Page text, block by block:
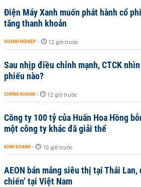
Điện Máy Xanh muốn phát hành cổ
tăng thanh khoản
DOANH NGHIỆP - 12 giờ trước
Sau nhịp điều chỉnh mạnh, CTCK
phiếu nào?
CHỨNG KHOÁN - 12 giờ trước
Công ty 100 tỷ của Huấn Hoa Hồng
một công ty khác đã giải thể
KINH DOANH - 10 giờ trước
AEON bán mảng siêu thị tại Thái Lan,
chiến’ tại Việt Nam